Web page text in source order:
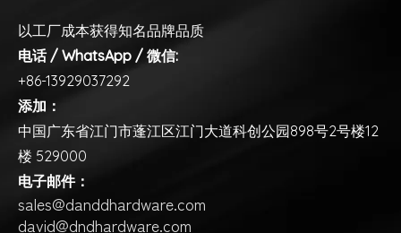
以工厂成本获得知名品牌品质
电话 / WhatsApp / 微信:
+86-13929037292
添加：
中国广东省江门市蓬江区江门大道科创公园898号2号楼12
楼 529000
电子邮件：
sales@danddhardware.com
david@dndhardware.com